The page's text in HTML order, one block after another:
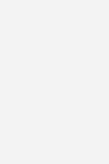
und hervorragenden